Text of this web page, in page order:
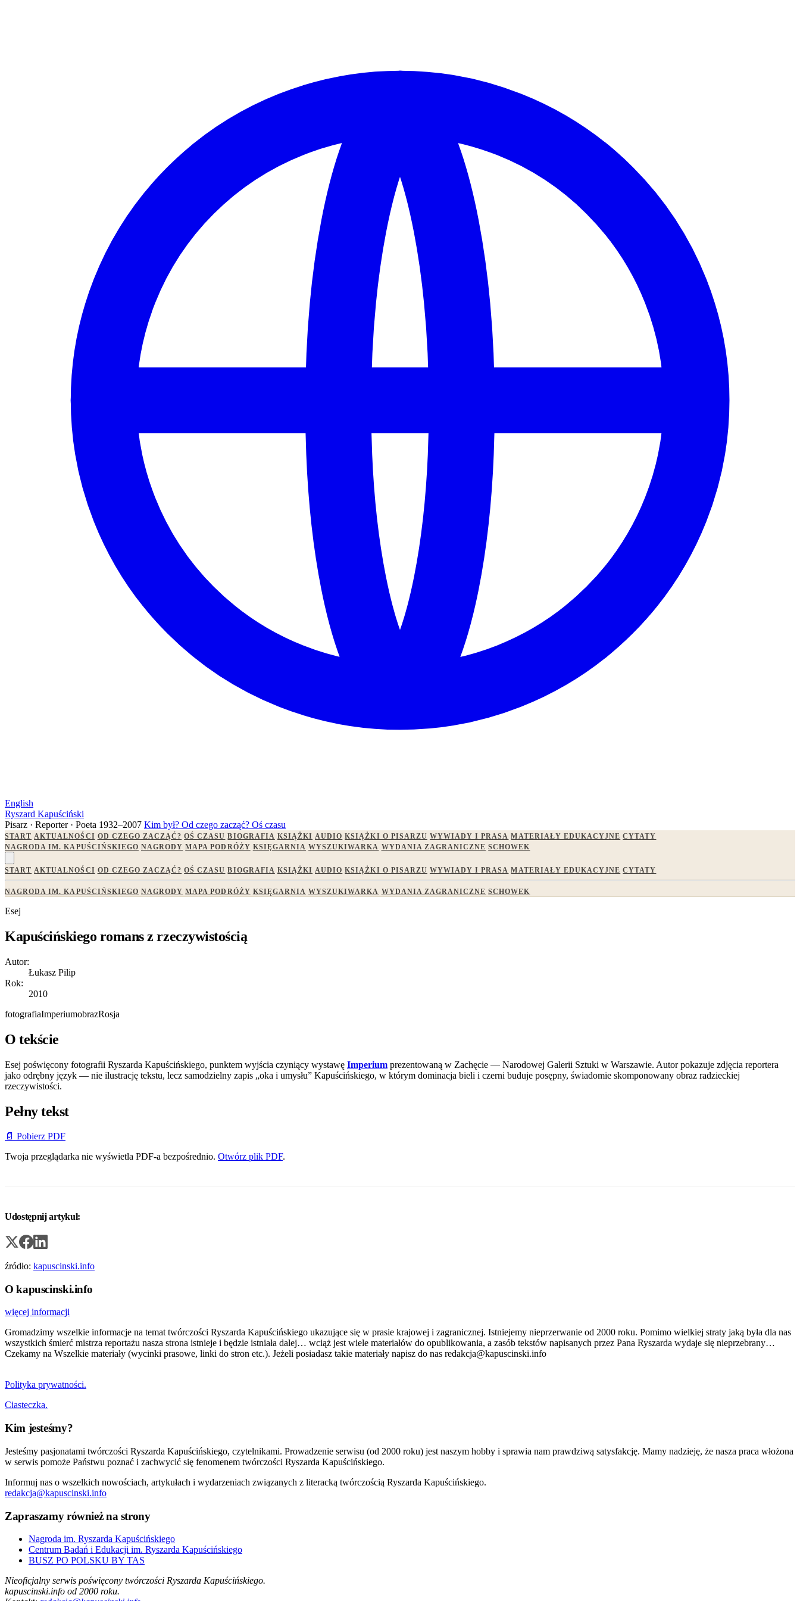
English
Ryszard Kapuściński
Pisarz · Reporter · Poeta 1932–2007 Kim był? Od czego zacząć? Oś czasu
START AKTUALNOŚCI OD CZEGO ZACZĄĆ? OŚ CZASU BIOGRAFIA KSIĄŻKI AUDIO KSIĄŻKI O PISARZU WYWIADY I PRASA MATERIAŁY EDUKACYJNE CYTATY
NAGRODA IM. KAPUŚCIŃSKIEGO NAGRODY MAPA PODRÓŻY KSIĘGARNIA WYSZUKIWARKA WYDANIA ZAGRANICZNE SCHOWEK
START AKTUALNOŚCI OD CZEGO ZACZĄĆ? OŚ CZASU BIOGRAFIA KSIĄŻKI AUDIO KSIĄŻKI O PISARZU WYWIADY I PRASA MATERIAŁY EDUKACYJNE CYTATY
NAGRODA IM. KAPUŚCIŃSKIEGO NAGRODY MAPA PODRÓŻY KSIĘGARNIA WYSZUKIWARKA WYDANIA ZAGRANICZNE SCHOWEK
Esej
Kapuścińskiego romans z rzeczywistością
Autor:
Łukasz Pilip
Rok:
2010
fotografiaImperiumobrazRosja
O tekście
Esej poświęcony fotografii Ryszarda Kapuścińskiego, punktem wyjścia czyniący wystawę Imperium prezentowaną w Zachęcie — Narodowej Galerii Sztuki w Warszawie. Autor pokazuje zdjęcia reportera
jako odrębny język — nie ilustrację tekstu, lecz samodzielny zapis „oka i umysłu” Kapuścińskiego, w którym dominacja bieli i czerni buduje posępny, świadomie skomponowany obraz radzieckiej
rzeczywistości.
Pełny tekst
📄 Pobierz PDF
Twoja przeglądarka nie wyświetla PDF-a bezpośrednio. Otwórz plik PDF.
Udostępnij artykuł:
źródło: kapuscinski.info
O kapuscinski.info
więcej informacji
Gromadzimy wszelkie informacje na temat twórczości Ryszarda Kapuścińskiego ukazujące się w prasie krajowej i zagranicznej. Istniejemy nieprzerwanie od 2000 roku. Pomimo wielkiej straty jaką była dla nas
wszystkich śmierć mistrza reportażu nasza strona istnieje i będzie istniała dalej… wciąż jest wiele materiałów do opublikowania, a zasób tekstów napisanych przez Pana Ryszarda wydaje się nieprzebrany…
Czekamy na Wszelkie materiały (wycinki prasowe, linki do stron etc.). Jeżeli posiadasz takie materiały napisz do nas redakcja@kapuscinski.info
Polityka prywatności.
Ciasteczka.
Kim jesteśmy?
Jesteśmy pasjonatami twórczości Ryszarda Kapuścińskiego, czytelnikami. Prowadzenie serwisu (od 2000 roku) jest naszym hobby i sprawia nam prawdziwą satysfakcję. Mamy nadzieję, że nasza praca włożona
w serwis pomoże Państwu poznać i zachwycić się fenomenem twórczości Ryszarda Kapuścińskiego.
Informuj nas o wszelkich nowościach, artykułach i wydarzeniach związanych z literacką twórczością Ryszarda Kapuścińskiego.
redakcja@kapuscinski.info
Zapraszamy również na strony
Nagroda im. Ryszarda Kapuścińskiego
Centrum Badań i Edukacji im. Ryszarda Kapuścińskiego
BUSZ PO POLSKU BY TAS
Nieoficjalny serwis poświęcony twórczości Ryszarda Kapuścińskiego.
kapuscinski.info od 2000 roku.